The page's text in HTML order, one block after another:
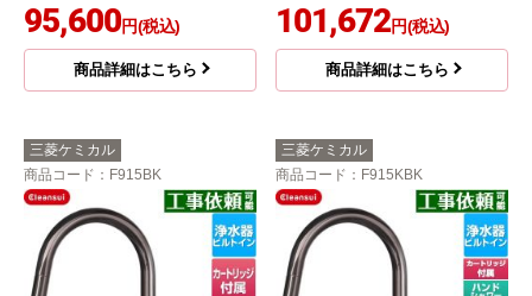
95,600円(税込)
商品詳細はこちら
101,672円(税込)
商品詳細はこちら
三菱ケミカル
商品コード ：F915BK
三菱ケミカル
商品コード ：F915KBK